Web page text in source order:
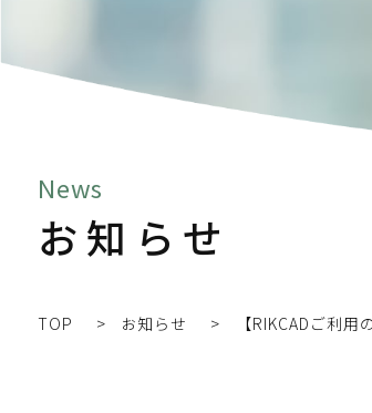
News
お知らせ
TOP お知らせ